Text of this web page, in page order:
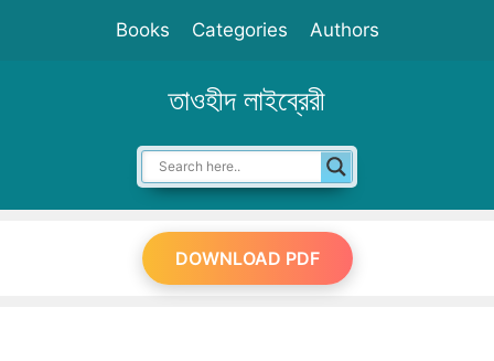
Books Categories Authors
তাওহীদ লাইব্রেরী
DOWNLOAD PDF